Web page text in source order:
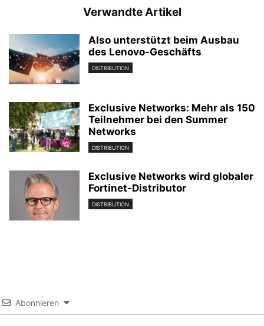
Verwandte Artikel
Also unterstützt beim Ausbau
des Lenovo-Geschäfts
DISTRIBUTION
Exclusive Networks: Mehr als 150
Teilnehmer bei den Summer
Networks
DISTRIBUTION
Exclusive Networks wird globaler
Fortinet-Distributor
DISTRIBUTION
Abonnieren